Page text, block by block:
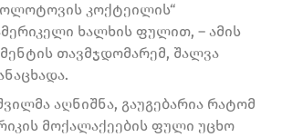
კოქტეილის“
ხალხის ფულით, – ამის
თავმჯდომარემ, შალვა
აღნიშნა, გაუგებარია რატომ
მოქალაქეების ფული უცხო